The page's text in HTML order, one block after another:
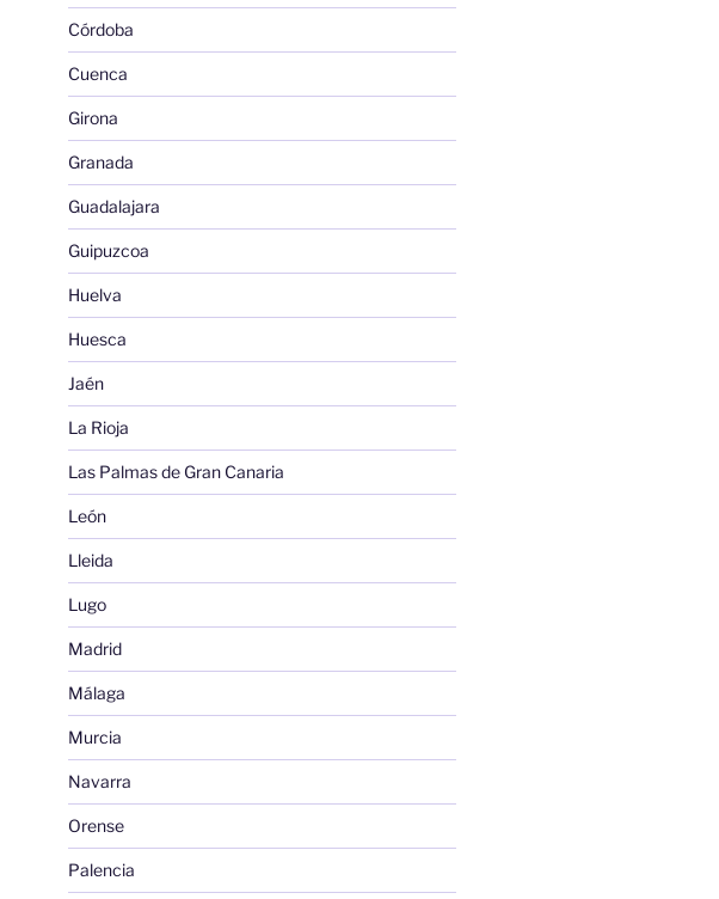
Córdoba
Cuenca
Girona
Granada
Guadalajara
Guipuzcoa
Huelva
Huesca
Jaén
La Rioja
Las Palmas de Gran Canaria
León
Lleida
Lugo
Madrid
Málaga
Murcia
Navarra
Orense
Palencia